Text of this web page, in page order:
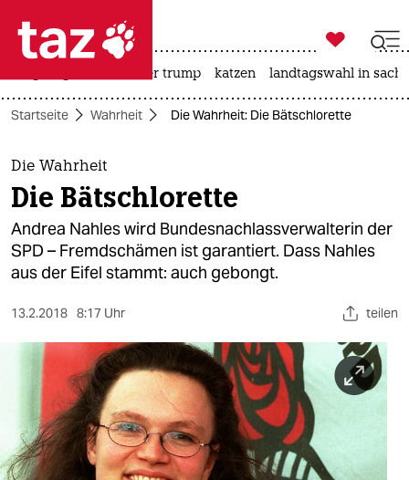
 taz zahl ich
taz zahl ich
themen
politik
öko
sport
berlin
nord

taz zahl ich
usa unter trump katzen landtagswahl in
Startseite Wahrheit Die Wahrheit: Die Bätschlorette
Die Wahrheit
Die Bätschlorette
Andrea Nahles wird Bundesnachlassverwalterin der
SPD – Fremdschämen ist garantiert. Dass Nahles
aus der Eifel stammt: auch gebongt.
13.2.2018 8:17 Uhr teilen